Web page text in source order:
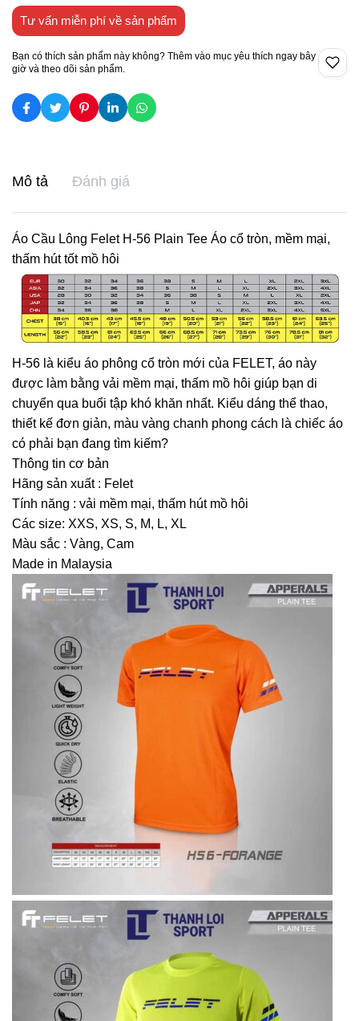
Tư vấn miễn phí về sản phẩm
Bạn có thích sản phẩm này không? Thêm vào mục yêu thích ngay bây
giờ và theo dõi sản phẩm.
Mô tả Đánh giá
Áo Cầu Lông Felet H-56 Plain Tee Áo cổ tròn, mềm mại,
thấm hút tốt mồ hôi
H-56 là kiểu áo phông cổ tròn mới của FELET, áo này
được làm bằng vải mềm mại, thấm mồ hôi giúp bạn di
chuyển qua buổi tập khó khăn nhất. Kiểu dáng thể thao,
thiết kế đơn giản, màu vàng chanh phong cách là chiếc áo
có phải bạn đang tìm kiếm?
Thông tin cơ bản
Hãng sản xuất : Felet
Tính năng : vải mềm mại, thấm hút mồ hôi
Các size: XXS, XS, S, M, L, XL
Màu sắc : Vàng, Cam
Made in Malaysia